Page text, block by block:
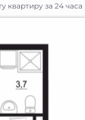
квартиру за 24 часа